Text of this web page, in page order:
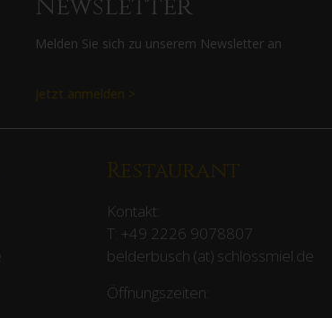
Newsletter
Melden Sie sich zu unserem Newsletter an
Jetzt anmelden >
Restaurant
Kontakt:
T: +49 2226 9078807
belderbusch (at) schlossmiel.de
Öffnungszeiten: